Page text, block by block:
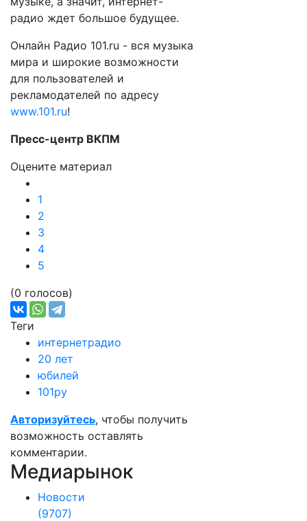
радио ждет большое будущее.
Онлайн Радио 101.ru - вся музыка
мира и широкие возможности
для пользователей и
рекламодателей по адресу
www.101.ru!
Пресс-центр ВКПМ
Оцените материал
1
2
3
4
5
(0 голосов)
Теги
интернетрадио
20 лет
юбилей
101ру
Авторизуйтесь, чтобы получить
возможность оставлять
комментарии.
Медиарынок
Новости
(9707)